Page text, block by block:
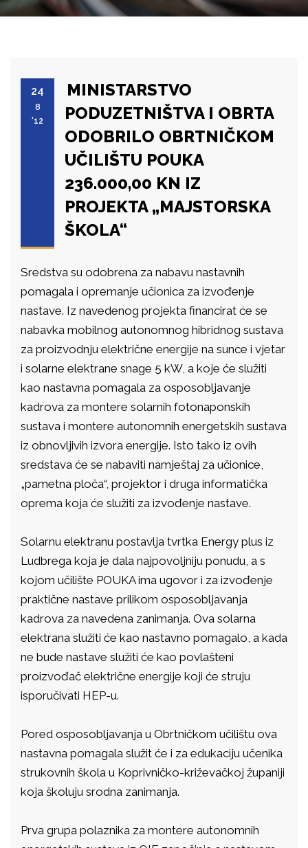
24
8
'12
MINISTARSTVO
PODUZETNIŠTVA I OBRTA
ODOBRILO OBRTNIČKOM
UČILIŠTU POUKA
236.000,00 KN IZ
PROJEKTA „MAJSTORSKA
ŠKOLA“
Sredstva su odobrena za nabavu nastavnih
pomagala i opremanje učionica za izvođenje
nastave. Iz navedenog projekta financirat će se
nabavka mobilnog autonomnog hibridnog sustava
za proizvodnju električne energije na sunce i vjetar
i solarne elektrane snage 5 kW, a koje će služiti
kao nastavna pomagala za osposobljavanje
kadrova za montere solarnih fotonaponskih
sustava i montere autonomnih energetskih sustava
iz obnovljivih izvora energije. Isto tako iz ovih
sredstava će se nabaviti namještaj za učionice,
„pametna ploča“, projektor i druga informatička
oprema koja će služiti za izvođenje nastave.
Solarnu elektranu postavlja tvrtka Energy plus iz
Ludbrega koja je dala najpovoljniju ponudu, a s
kojom učilište POUKA ima ugovor i za izvođenje
praktične nastave prilikom osposobljavanja
kadrova za navedena zanimanja. Ova solarna
elektrana služiti će kao nastavno pomagalo, a kada
ne bude nastave služiti će kao povlašteni
proizvođač električne energije koji će struju
isporučivati HEP-u.
Pored osposobljavanja u Obrtničkom učilištu ova
nastavna pomagala služit će i za edukaciju učenika
strukovnih škola u Koprivničko-križevačkoj županiji
koja školuju srodna zanimanja.
Prva grupa polaznika za montere autonomnih